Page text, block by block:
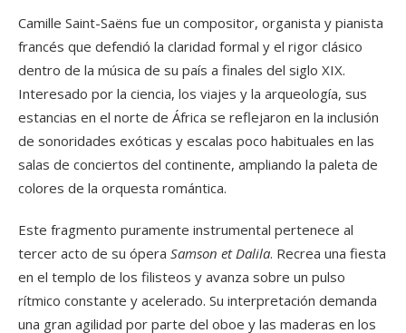
Camille Saint-Saëns fue un compositor, organista y pianista
francés que defendió la claridad formal y el rigor clásico
dentro de la música de su país a finales del siglo XIX.
Interesado por la ciencia, los viajes y la arqueología, sus
estancias en el norte de África se reflejaron en la inclusión
de sonoridades exóticas y escalas poco habituales en las
salas de conciertos del continente, ampliando la paleta de
colores de la orquesta romántica.
Este fragmento puramente instrumental pertenece al
tercer acto de su ópera Samson et Dalila. Recrea una fiesta
en el templo de los filisteos y avanza sobre un pulso
rítmico constante y acelerado. Su interpretación demanda
una gran agilidad por parte del oboe y las maderas en los